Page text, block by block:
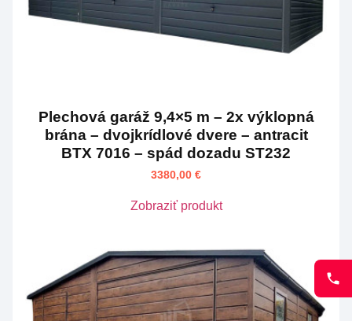
Plechová garáž 9,4×5 m – 2x výklopná
brána – dvojkrídlové dvere – antracit
BTX 7016 – spád dozadu ST232
3380,00 €
Zobraziť produkt